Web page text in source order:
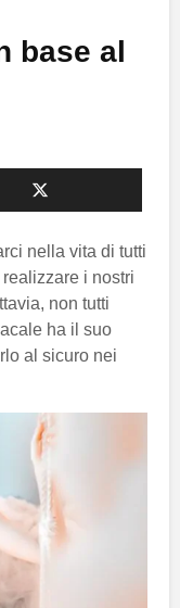
base al
nella vita di tutti
i nostri
non tutti
ha il suo
al sicuro nei